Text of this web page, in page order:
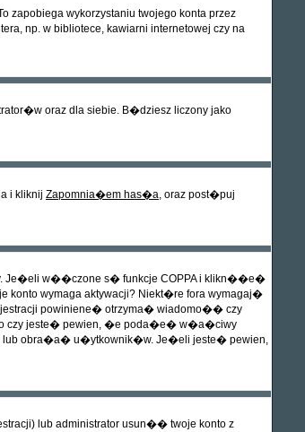
zapobiega wykorzystaniu twojego konta przez
np. w bibliotece, kawiarni internetowej czy na
oraz dla siebie. B�dziesz liczony jako
i kliknij Zapomnia�em has�a, oraz post�puj
Je�eli w��czone s� funkcje COPPA i klikn��e�
konto wymaga aktywacji? Niekt�re fora wymagaj�
powiniene� otrzyma� wiadomo�� czy
to czy jeste� pewien, �e poda�e� w�a�ciwy
lub obra�a� u�ytkownik�w. Je�eli jeste� pewien,
lub administrator usun�� twoje konto z